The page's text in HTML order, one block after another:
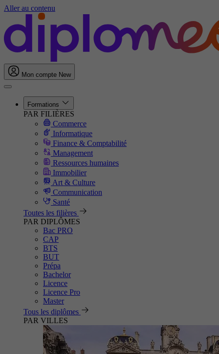
Aller au contenu
Mon compte New
Formations
PAR FILIÈRES
Commerce
Informatique
Finance & Comptabilité
Management
Ressources humaines
Immobilier
Art & Culture
Communication
Santé
Toutes les filières
PAR DIPLÔMES
Bac PRO
CAP
BTS
BUT
Prépa
Bachelor
Licence
Licence Pro
Master
Tous les diplômes
PAR VILLES